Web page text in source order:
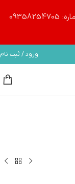
ورود / ثبت نام